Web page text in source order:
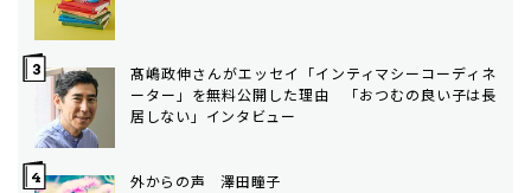
髙嶋政伸さんがエッセイ「インティマシーコーディネ
ーター」を無料公開した理由 「おつむの良い子は長
居しない」インタビュー
外からの声 澤田瞳子